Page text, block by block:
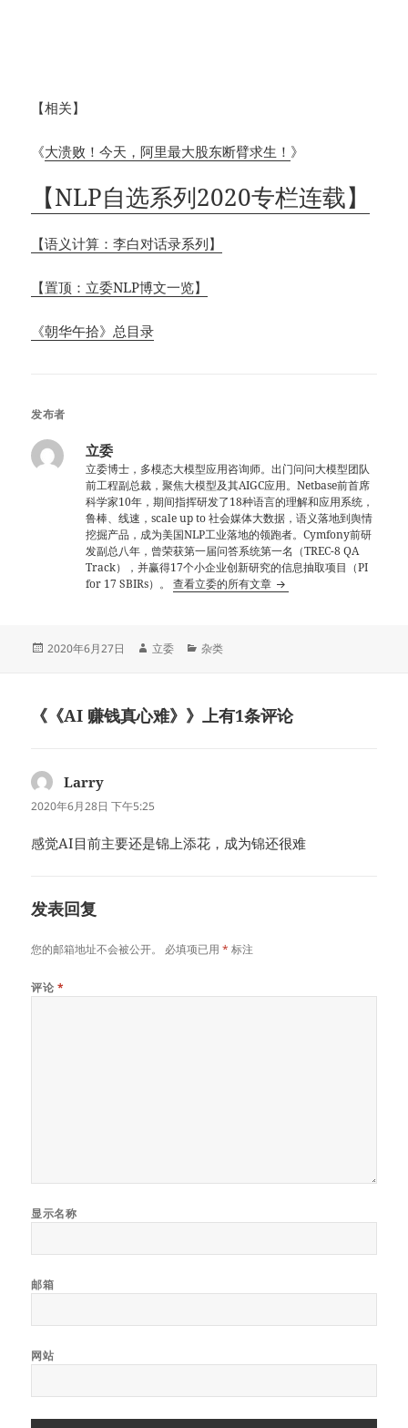
【相关】
《大溃败！今天，阿里最大股东断臂求生！ 》
【NLP自选系列2020专栏连载】
【语义计算：李白对话录系列】
【置顶：立委NLP博文一览】
《朝华午拾》总目录
发布者
立委
立委博士，多模态大模型应用咨询师。出门问问大模型团队
前工程副总裁，聚焦大模型及其AIGC应用。Netbase前首席
科学家10年，期间指挥研发了18种语言的理解和应用系统，
鲁棒、线速，scale up to 社会媒体大数据，语义落地到舆情
挖掘产品，成为美国NLP工业落地的领跑者。Cymfony前研
发副总八年，曾荣获第一届问答系统第一名（TREC-8 QA
Track），并赢得17个小企业创新研究的信息抽取项目（PI
for 17 SBIRs）。查看立委的所有文章
发
2020年6月27日
作
立委
分
杂类
《《AI 赚钱真心难》》上有1条评论
Larry
道：
2020年6月28日 下午5:25
感觉AI目前主要还是锦上添花，成为锦还很难
发表回复
您的邮箱地址不会被公开。 必填项已用* 标注
评论 *
显示名称
邮箱
网站